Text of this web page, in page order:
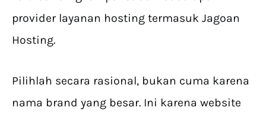
provider layanan hosting termasuk Jagoan
Hosting.
Pilihlah secara rasional, bukan cuma karena
nama brand yang besar. Ini karena website